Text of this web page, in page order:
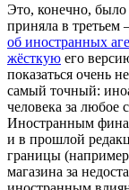
Это, конечно, было
приняла в
об иностранных
жёсткую его
показаться очень
самый точный:
человека за любое
Иностранным
и в прошлой
границы
магазина за